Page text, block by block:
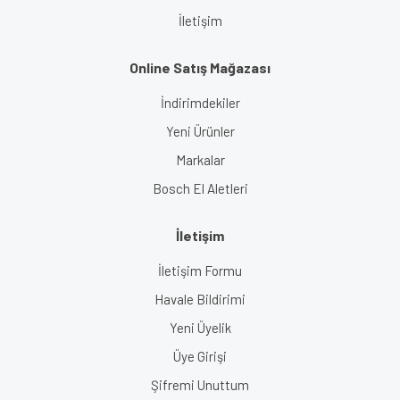
İletişim
Online Satış Mağazası
İndirimdekiler
Yeni Ürünler
Markalar
Bosch El Aletleri
İletişim
İletişim Formu
Havale Bildirimi
Yeni Üyelik
Üye Girişi
Şifremi Unuttum